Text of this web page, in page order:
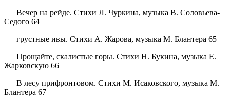
Вечер на рейде. Стихи Л. Чуркина, музыка В. Соловьева-
Седого 64
грустные ивы. Стихи А. Жарова, музыка М. Блантера 65
Прощайте, скалистые горы. Стихи Н. Букина, музыка Е.
Жарковскую 66
В лесу прифронтовом. Стихи М. Исаковского, музыка М.
Блантера 67